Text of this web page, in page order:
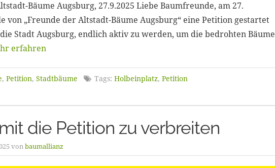
Bäume Augsburg, 27.9.2025 Liebe Baumfreunde, am 27.
von „Freunde der Altstadt-Bäume Augsburg“ eine Petition gestartet
Stadt Augsburg, endlich aktiv zu werden, um die bedrohten Bäume
erfahren
, Petition, Stadtbäume Tags: Holbeinplatz, Petition
die Petition zu verbreiten
von baumallianz